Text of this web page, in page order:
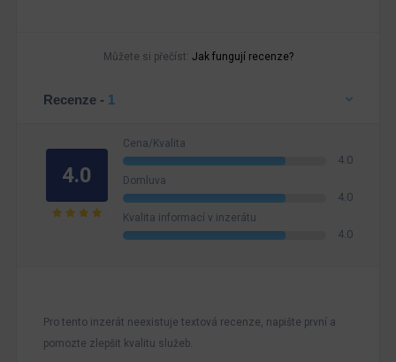
Můžete si přečíst: Jak fungují recenze?
Recenze - 1
4.0
Cena/Kvalita
4.0
Domluva
4.0
Kvalita informací v inzerátu
4.0
Pro tento inzerát neexistuje textová recenze, napište první a
pomozte zlepšit kvalitu služeb.